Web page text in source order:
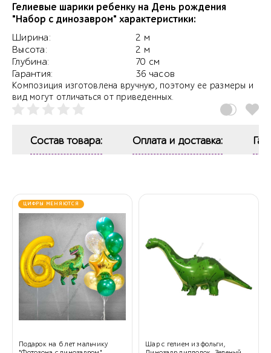
Гелиевые шарики ребенку на День рождения
"Набор с динозавром" характеристики:
Ширина:
Высота:
Глубина:
Гарантия:
2 м
2 м
70 см
36 часов
Композиция изготовлена вручную, поэтому ее размеры и
вид могут отличаться от приведенных.
Состав товара: Оплата и доставка:
ЦИФРЫ МЕНЯЮТСЯ
Подарок на 6 лет мальчику
Шар с гелием из фольги,